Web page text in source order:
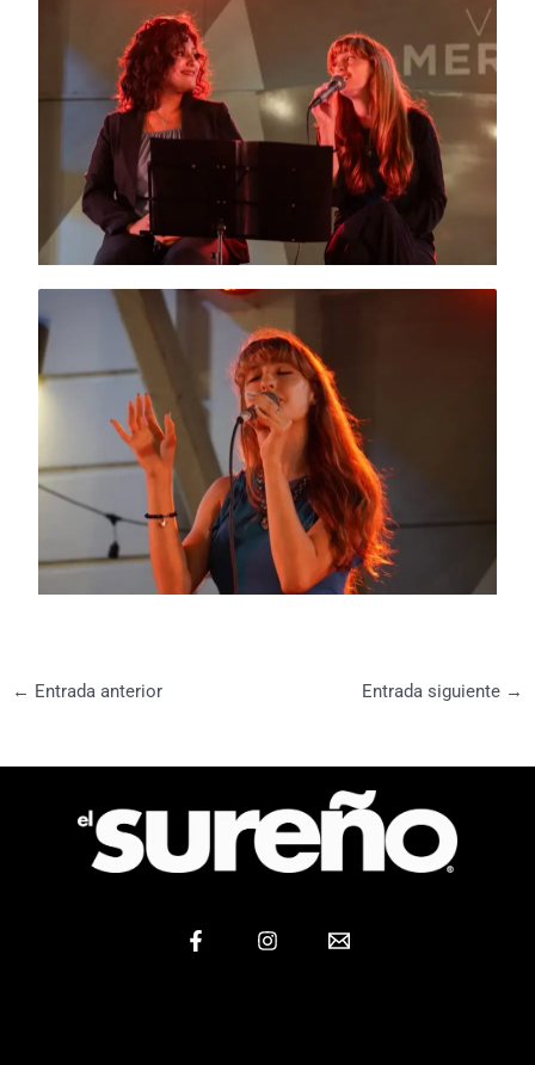
← Entrada anterior Entrada siguiente →